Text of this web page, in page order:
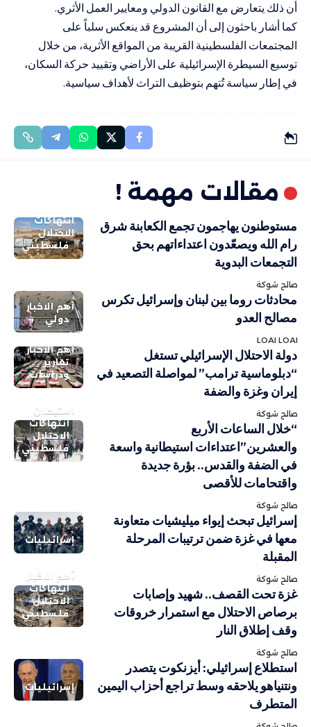
أن ذلك يتعارض مع القانون الدولي ومعايير العمل الأثري.
كما أشار باحثون إلى أن المشروع قد ينعكس سلباً على
المجتمعات الفلسطينية القريبة من المواقع الأثرية، من خلال
توسيع السيطرة الإسرائيلية على الأراضي وتقييد حركة السكان،
في إطار سياسة تُتهم بتوظيف التراث لأهداف سياسية.
مقالات مهمة !
انتهاكات
الاحتلال
فلسطيني
مستوطنون يهاجمون تجمع الكعابنة شرق
رام الله ويصعّدون اعتداءاتهم بحق
التجمعات البدوية
صالح شوكة
أهم الاخبار
دولي
محادثات روما بين لبنان وإسرائيل تكرس
مصالح العدو
LOAI LOAI
أهم الاخبار
تقارير
ودراسات
دولة الاحتلال الإسرائيلي تستغل
“دبلوماسية ترامب” لمواصلة التصعيد في
إيران وغزة والضفة
صالح شوكة
استيطان
انتهاكات
الاحتلال
فلسطيني
“خلال الساعات الأربع
والعشرين”اعتداءات استيطانية واسعة
في الضفة والقدس.. بؤرة جديدة
واقتحامات للأقصى
صالح شوكة
إسرائيليات
إسرائيل تبحث إيواء ميليشيات متعاونة
معها في غزة ضمن ترتيبات المرحلة
المقبلة
صالح شوكة
أهم الاخبار
انتهاكات
الاحتلال
فلسطيني
غزة تحت القصف.. شهيد وإصابات
برصاص الاحتلال مع استمرار خروقات
وقف إطلاق النار
صالح شوكة
إسرائيليات
استطلاع إسرائيلي: أيزنكوت يتصدر
ونتنياهو يلاحقه وسط تراجع أحزاب اليمين
المتطرف